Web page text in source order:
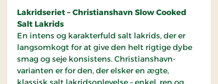
Lakridseriet – Christianshavn Slow Cooked
Salt Lakrids
En intens og karakterfuld salt lakrids, der er
langsomkogt for at give den helt rigtige dybe
smag og seje konsistens. Christianshavn-
varianten er for den, der elsker en ægte,